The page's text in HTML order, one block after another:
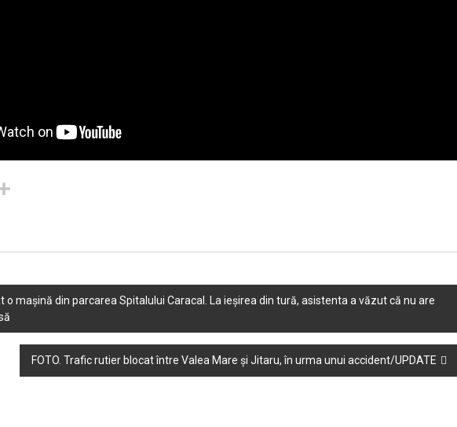
o mașină din parcarea Spitalului Caracal. La ieșirea din tură, asistenta a văzut că nu are
FOTO. Trafic rutier blocat între Valea Mare și Jitaru, în urma unui accident/UPDATE